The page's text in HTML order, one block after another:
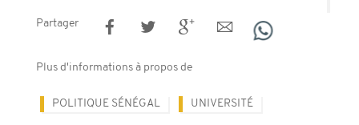
Partager
Plus d'informations à propos de
POLITIQUE SÉNÉGAL UNIVERSITÉ